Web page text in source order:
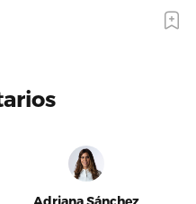
Adriana Sánchez